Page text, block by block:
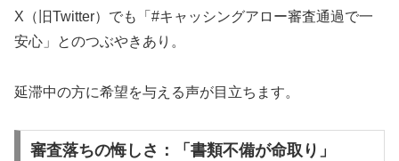
X（旧Twitter）でも「#キャッシングアロー審査通過で一
安心」とのつぶやきあり。
延滞中の方に希望を与える声が目立ちます。
審査落ちの悔しさ：「書類不備が命取り」